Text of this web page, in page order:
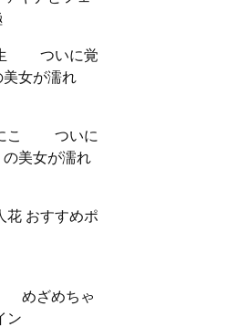
生 ついに覚
女が濡れ
にこ ついに
美女が濡れ
おすすめポ
めざめちゃ
ン